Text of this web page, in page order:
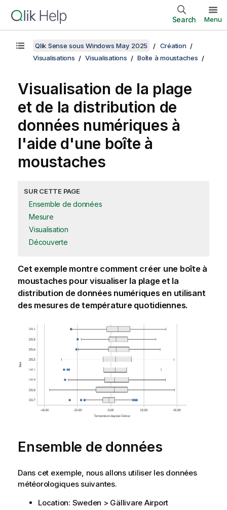
Search Menu
Qlik Sense sous Windows May 2025
Création
Visualisations
Visualisations Boîte à moustaches
Visualisation de la plage
et de la distribution de
données numériques à
l'aide d'une boîte à
moustaches
SUR CETTE PAGE
Ensemble de données
Mesure
Visualisation
Découverte
Cet exemple montre comment créer une boîte à
moustaches pour visualiser la plage et la
distribution de données numériques en utilisant
des mesures de température quotidiennes.
Ensemble de données
Dans cet exemple, nous allons utiliser les données
météorologiques suivantes.
Location: Sweden > Gällivare Airport